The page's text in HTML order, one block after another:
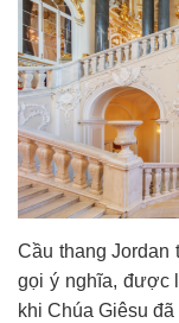
Cầu thang Jordan
gọi ý nghĩa, được
khi Chúa Giêsu